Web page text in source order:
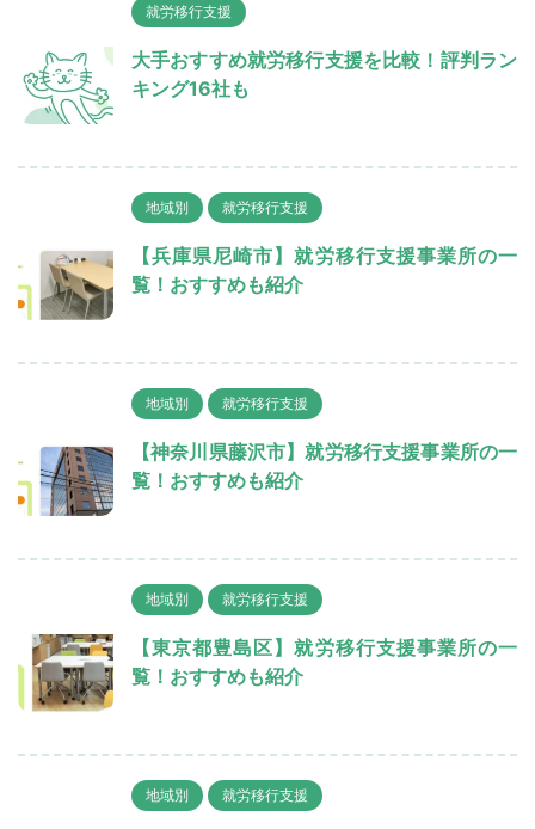
就労移行支援
大手おすすめ就労移行支援を比較！評判ラン
キング16社も
地域別 就労移行支援
【兵庫県尼崎市】就労移行支援事業所の一
覧！おすすめも紹介
地域別 就労移行支援
【神奈川県藤沢市】就労移行支援事業所の一
覧！おすすめも紹介
地域別 就労移行支援
【東京都豊島区】就労移行支援事業所の一
覧！おすすめも紹介
地域別 就労移行支援